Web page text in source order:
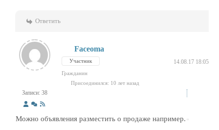
Ответить
Записи: 38
Faceoma
Участник 14.08.17 18:05
Гражданин
Присоединился: 10 лет назад
Можно объявления разместить о продаже например.